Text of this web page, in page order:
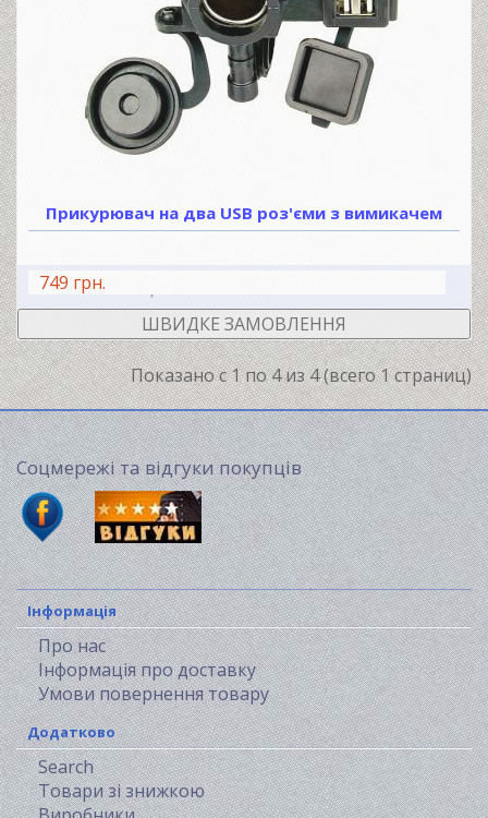
Прикурювач на два USB роз'єми з вимикачем
749 грн.
ШВИДКЕ ЗАМОВЛЕННЯ
Показано с 1 по 4 из 4 (всего 1 страниц)
Соцмережі та відгуки покупців
Інформація
Про нас
Інформація про доставку
Умови повернення товару
Додатково
Search
Товари зі знижкою